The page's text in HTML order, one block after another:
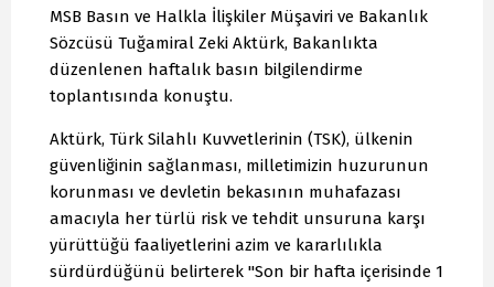
MSB Basın ve Halkla İlişkiler Müşaviri ve Bakanlık
Sözcüsü Tuğamiral Zeki Aktürk, Bakanlıkta
düzenlenen haftalık basın bilgilendirme
toplantısında konuştu.
Aktürk, Türk Silahlı Kuvvetlerinin (TSK), ülkenin
güvenliğinin sağlanması, milletimizin huzurunun
korunması ve devletin bekasının muhafazası
amacıyla her türlü risk ve tehdit unsuruna karşı
yürüttüğü faaliyetlerini azim ve kararlılıkla
sürdürdüğünü belirterek "Son bir hafta içerisinde 1